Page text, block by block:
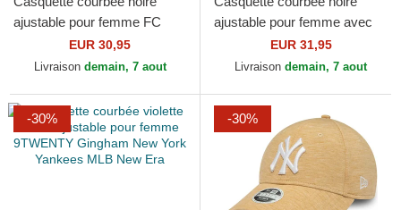
ajustable pour femme FC
Barcelona LALIGA
9TWENTY PU Leather New
EUR 30,95
Livraison demain, 7 aout
ajustable pour femme avec
logo noir 9FORTY PU Pattern
New York Yankees...
EUR 31,95
Livraison demain, 7 aout
-30% -30%